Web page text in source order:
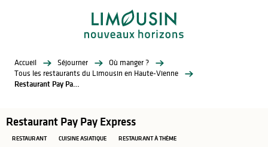
Accueil Séjourner
Où manger ?
Tous les restaurants du Limousin en Haute-Vienne
Restaurant Pay Pay Express
Restaurant Pay Pay Express
RESTAURANT CUISINE ASIATIQUE RESTAURANT À THÈME